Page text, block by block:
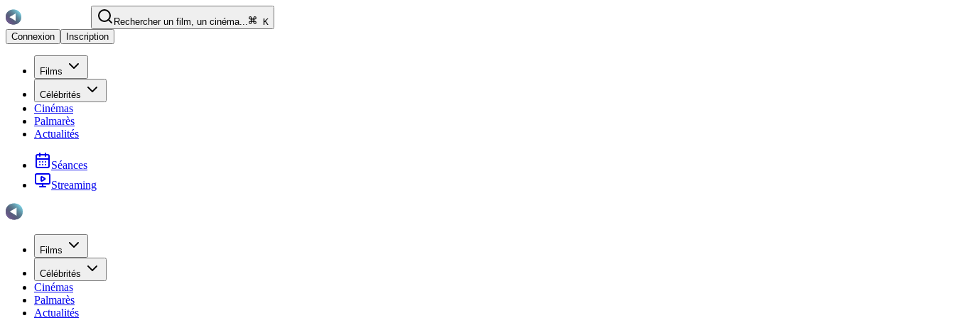
Rechercher un film, un cinéma...
K
Connexion
Inscription
Films
Célébrités
Cinémas
Palmarès
Actualités
Séances
Streaming
Films
Célébrités
Cinémas
Palmarès
Actualités